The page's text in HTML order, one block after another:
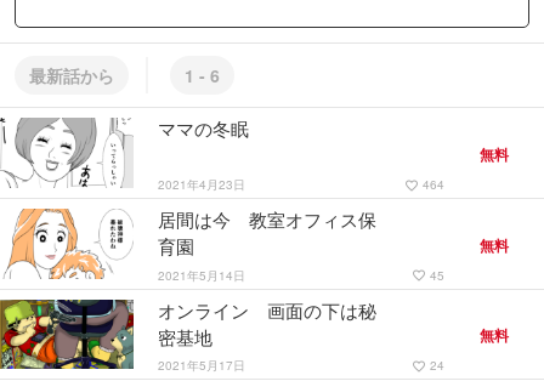
#ファンタジー・SF
最新話から 1 - 6
ママの冬眠
2021年4月23日 favorite_border 464
無料
居間は今 教室オフィス保
育園
2021年5月14日 favorite_border 45
無料
オンライン 画面の下は秘
密基地
2021年5月17日 favorite_border 24
無料